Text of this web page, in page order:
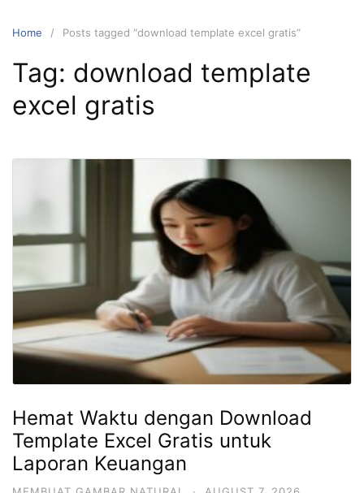
Home Posts tagged “download template excel gratis”
Tag: download template
excel gratis
Hemat Waktu dengan Download
Template Excel Gratis untuk
Laporan Keuangan